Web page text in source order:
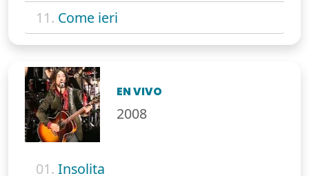
11. Come ieri
EN VIVO
2008
01. Insolita